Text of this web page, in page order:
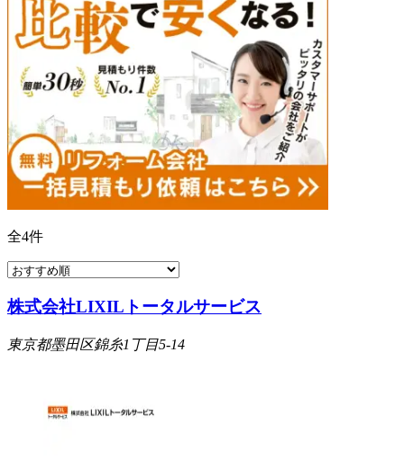
全4件
株式会社LIXILトータルサービス
東京都墨田区錦糸1丁目5-14